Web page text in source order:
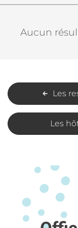
Aucun
Les
Les